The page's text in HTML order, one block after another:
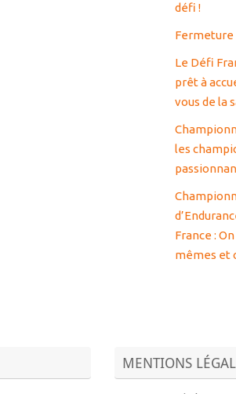
défi !
Fermeture
Le Défi
prêt à
vous de la
les
France :
mêmes et
MENTIONS